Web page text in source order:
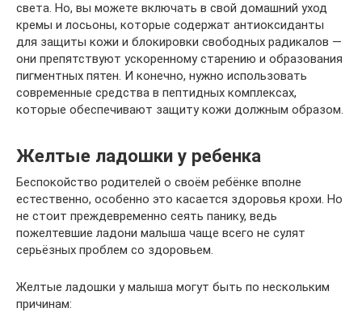
света. Но, вы можете включать в свой домашний уход
кремы и лосьоны, которые содержат антиоксиданты
для защиты кожи и блокировки свободных радикалов —
они препятствуют ускоренному старению и образования
пигментных пятен. И конечно, нужно использовать
современные средства в пептидных комплексах,
которые обеспечивают защиту кожи должным образом.
Желтые ладошки у ребенка
Беспокойство родителей о своём ребёнке вполне
естественно, особенно это касается здоровья крохи. Но
не стоит преждевременно сеять панику, ведь
пожелтевшие ладони малыша чаще всего не сулят
серьёзных проблем со здоровьем.
Желтые ладошки у малыша могут быть по нескольким
причинам: